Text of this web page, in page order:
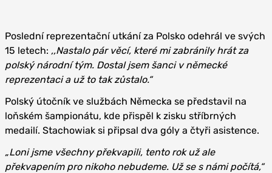
Poslední reprezentační utkání za Polsko odehrál ve svých
15 letech: ‚‚Nastalo pár věcí, které mi zabránily hrát za
polský národní tým. Dostal jsem šanci v německé
reprezentaci a už to tak zůstalo.“
Polský útočník ve službách Německa se představil na
loňském šampionátu, kde přispěl k zisku stříbrných
medailí. Stachowiak si připsal dva góly a čtyři asistence.
„Loni jsme všechny překvapili, tento rok už ale
překvapením pro nikoho nebudeme. Už se s námi počítá,“